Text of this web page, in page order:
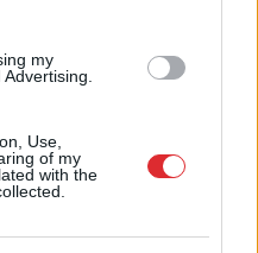
my
Use,
of my
with the
nespēs
ka
iesniegts